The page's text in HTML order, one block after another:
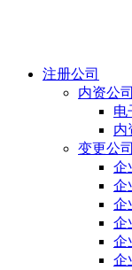
注册公司
内资公
电
内
变更公司
企
企
企
企
企
企